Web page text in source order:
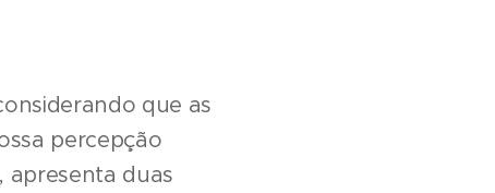
que as
percepção
apresenta duas